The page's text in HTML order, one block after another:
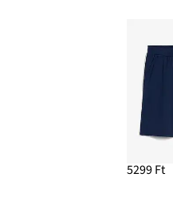
5299 Ft